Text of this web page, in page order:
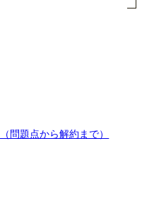
問題点から解約まで）